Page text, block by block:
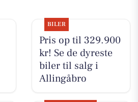
BILER
Pris op til 329.900
kr! Se de dyreste
biler til salg i
Allingåbro